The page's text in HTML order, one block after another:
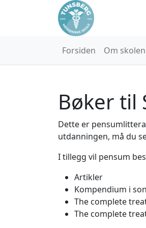
Forsiden Om skolen
Bøker til
Dette er
utdanningen, må du
I tillegg vil pensum
Artikler
Kompendium i
The complete
The complete